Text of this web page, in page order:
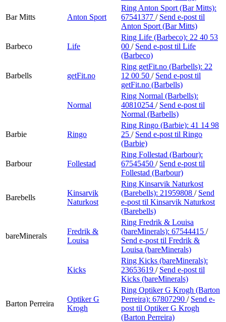
Bar Mitts Anton Sport
Ring Anton Sport (Bar Mitts):
67541377 / Send e-post til
Anton Sport (Bar Mitts)
Barbeco Life
Ring Life (Barbeco): 22 40 53
00 / Send e-post til Life
(Barbeco)
Barbells getFit.no
Ring getFit.no (Barbells): 22
12 00 50 / Send e-post til
getFit.no (Barbells)
Normal
Ring Normal (Barbells):
40810254 / Send e-post til
Normal (Barbells)
Barbie Ringo
Ring Ringo (Barbie): 41 14 98
25 / Send e-post til Ringo
(Barbie)
Barbour Follestad
Ring Follestad (Barbour):
67545450 / Send e-post til
Follestad (Barbour)
Barebells
Kinsarvik
Naturkost
Ring Kinsarvik Naturkost
(Barebells): 21959808 / Send
e-post til Kinsarvik Naturkost
(Barebells)
bareMinerals
Fredrik &
Louisa
Ring Fredrik & Louisa
(bareMinerals): 67544415 /
Send e-post til Fredrik &
Louisa (bareMinerals)
Kicks
Ring Kicks (bareMinerals):
23653619 / Send e-post til
Kicks (bareMinerals)
Barton Perreira
Optiker G
Krogh
Ring Optiker G Krogh (Barton
Perreira): 67807290 / Send e-
post til Optiker G Krogh
(Barton Perreira)